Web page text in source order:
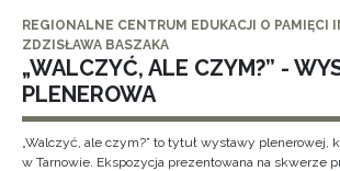
REGIONALNE CENTRUM EDUKACJI O PAMIĘCI
ZDZISŁAWA BASZAKA
„WALCZYĆ, ALE CZYM?” -
PLENEROWA
„Walczyć, ale czym?” to tytuł wystawy plenerowej,
w Tarnowie. Ekspozycja prezentowana na skwerze